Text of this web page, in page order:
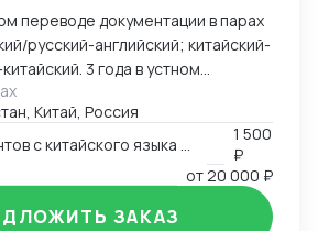
переводе документации в парах
русский-английский; китайский-
3 года в устном
русский\русский-
Китай, Россия
1 500
₽
от20 000 ₽
ЗАКАЗ